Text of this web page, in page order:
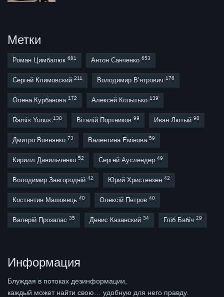
Метки
Роман Цимбалюк 681 Антон Санченко 653
Сергей Климовский 211 Володимир В’ятрович 176
Олена Курбанова 172 Алексей Копытько 139
Ramis Yunus 138 Віталій Портников 99 Иван Лютый 98
Дмитро Вовнянко 73 Валентина Емінова 59
Кирилл Данильченко 52 Сергей Ауслендер 49
Володимир Завгородній 42 Юрий Христензен 42
Костянтин Машовець 40 Олексій Петров 40
Валерій Прозапас 35 Денис Казанский 34 Гліб Бабіч 29
Информация
Блуждая в потоках дезинформации,
каждый может найти свою… удобную для него правду.